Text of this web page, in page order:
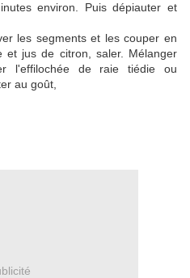
environ. Puis dépiauter et
les segments et les couper en
et jus de citron, saler. Mélanger
l'effilochée de raie tiédie ou
au goût,